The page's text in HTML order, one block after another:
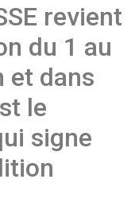
revient
du 1 au
et dans
le
signe